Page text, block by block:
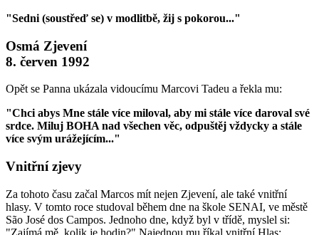
"Sedni (soustřeď se) v modlitbě, žij s pokorou..."
Osmá Zjevení
8. červen 1992
Opět se Panna ukázala vidoucímu Marcovi Tadeu a řekla mu:
"Chci abys Mne stále více miloval, aby mi stále více daroval své
srdce. Miluj BOHA nad všechen věc, odpuštěj vždycky a stále
více svým urážejícím..."
Vnitřní zjevy
Za tohoto času začal Marcos mít nejen Zjevení, ale také vnitřní
hlasy. V tomto roce studoval během dne na škole SENAI, ve městě
São José dos Campos. Jednoho dne, když byl v třídě, myslel si:
"Zajímá mě, kolik je hodin?" Najednou mu říkal vnitřní Hlas: